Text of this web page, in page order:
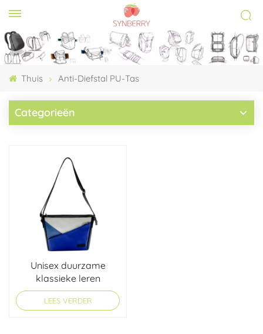
Thuis Anti-Diefstal PU-Tas
Categorieën
Unisex duurzame
klassieke leren
koerierstas
LEES VERDER